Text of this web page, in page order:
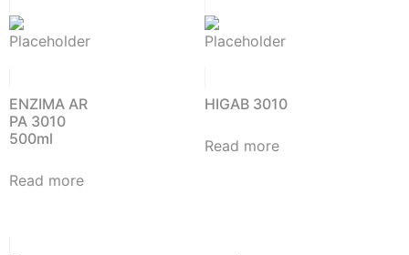
ENZIMA AR
PA 3010
500ml
Read more
HIGAB 3010
Read more